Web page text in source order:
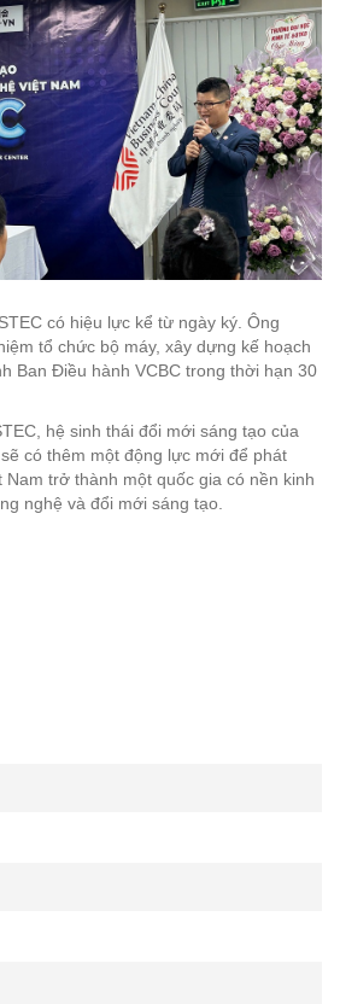
có hiệu lực kể từ ngày ký. Ông
tổ chức bộ máy, xây dựng kế hoạch
Ban Điều hành VCBC trong thời hạn 30
hệ sinh thái đổi mới sáng tạo của
có thêm một động lực mới để phát
trở thành một quốc gia có nền kinh
nghệ và đổi mới sáng tạo.